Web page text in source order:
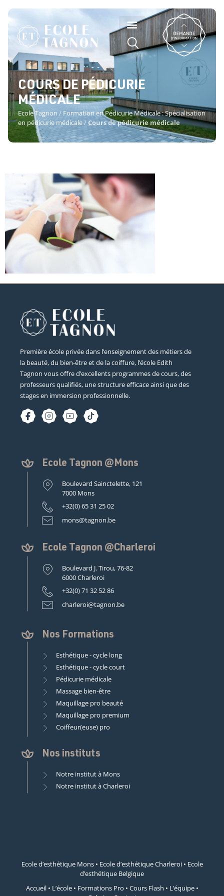
COURS DE PÉDICURIE
MÉDICALE
Ecole Tagnon / Formation en Pédicurie Médicale : Spécialisation
en pédicurie médicale/Cours de pédicurie médicale
Première école privée dans l’enseignement des métiers de
la beauté, du bien-être et de la coiffure, l’école Edith
Tagnon vous offre d’excellents programmes de cours, des
professeurs qualifiés, une structure efficace ainsi que des
stages en immersion professionnelle.
Ecole Tagnon @Mons
Boulevard Sainctelette, 121
7000 Mons
+32(0) 65 31 25 02
mons@tagnon.be
Ecole Tagnon @Charleroi
Boulevard J. Tirou, 76-82
6000 Charleroi
+32(0) 71 32 52 86
charleroi@tagnon.be
Nos Formations
Esthétique - cycle long
Esthétique - cycle court
Pédicurie médicale
Massage bien-être
Maquillage pro beauté
Maquillage pro premium
Coiffeur(euse) pro
Nos instituts
Notre institut à Mons
Notre institut à Charleroi
Ecole d’esthétique Mons • Ecole d’esthétique Charleroi • Ecole
d’esthétique Belgique
Accueil • L’école • Formations Pro • Cours Flash • L’équipe •